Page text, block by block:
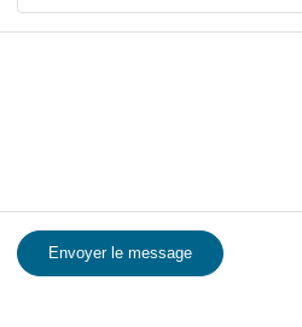
Envoyer le message